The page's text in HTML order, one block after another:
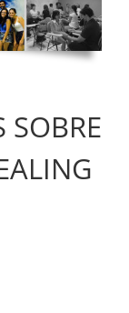
SOBRE